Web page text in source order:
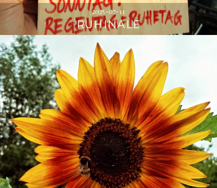
2025-07-11
RUHINALE